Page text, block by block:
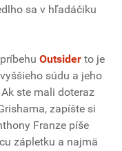
sa v hľadáčiku
Outsider to je
súdu a jeho
ste mali doteraz
zapíšte si
Franze píše
zápletku a najmä